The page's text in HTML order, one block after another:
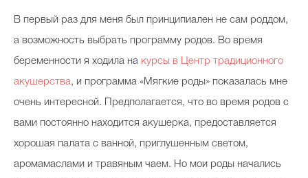
В первый раз для меня был принципиален не сам роддом,
а возможность выбрать программу родов. Во время
беременности я ходила на курсы в Центр традиционного
акушерства, и программа «Мягкие роды» показалась мне
очень интересной. Предполагается, что во время родов с
вами постоянно находится акушерка, предоставляется
хорошая палата с ванной, приглушенным светом,
аромамаслами и травяным чаем. Но мои роды начались